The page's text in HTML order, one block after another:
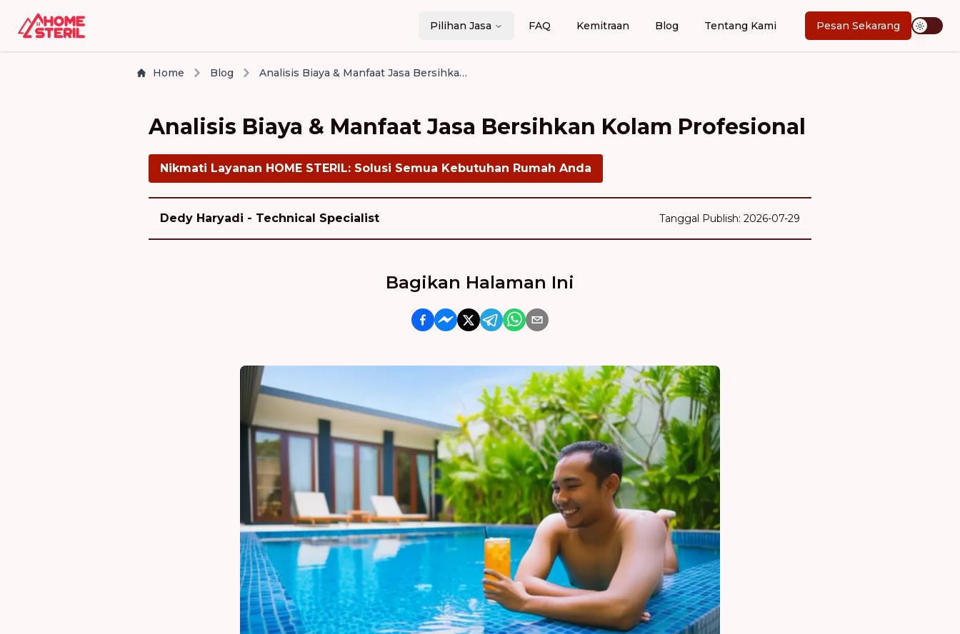
Pilihan Jasa FAQ Kemitraan Blog Tentang Kami Pesan Sekarang
Home Blog Analisis Biaya & Manfaat Jasa Bersihkan Kolam Profesional
Analisis Biaya & Manfaat Jasa Bersihkan Kolam Profesional
Nikmati Layanan HOME STERIL: Solusi Semua Kebutuhan Rumah Anda
Dedy Haryadi - Technical Specialist Tanggal Publish: 2026-07-29
Bagikan Halaman Ini